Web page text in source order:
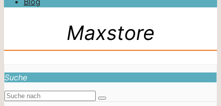
Maxstore
Suche